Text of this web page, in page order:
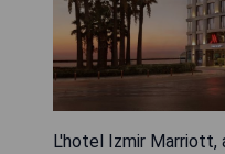
L'hotel Izmir Marriott,